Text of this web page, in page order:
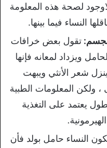
لصحة هذه المعلومة
النساء فيما بينها.
تقول بعض خرافات
ويزداد لمعانه فإنها
شعر الأنثي ويبهت
، ولكن المعلومات الطبية
يعتمد على التغذية
النساء حامل بولد فأن